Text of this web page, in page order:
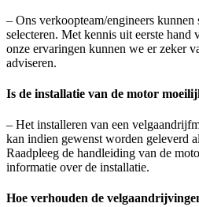
– Ons verkoopteam/engineers kunnen
selecteren. Met kennis uit eerste hand
onze ervaringen kunnen we er zeker
adviseren.
Is de installatie van de motor
– Het installeren van een
kan indien gewenst worden geleverd
Raadpleeg de handleiding van de
informatie over de installatie.
Hoe verhouden de